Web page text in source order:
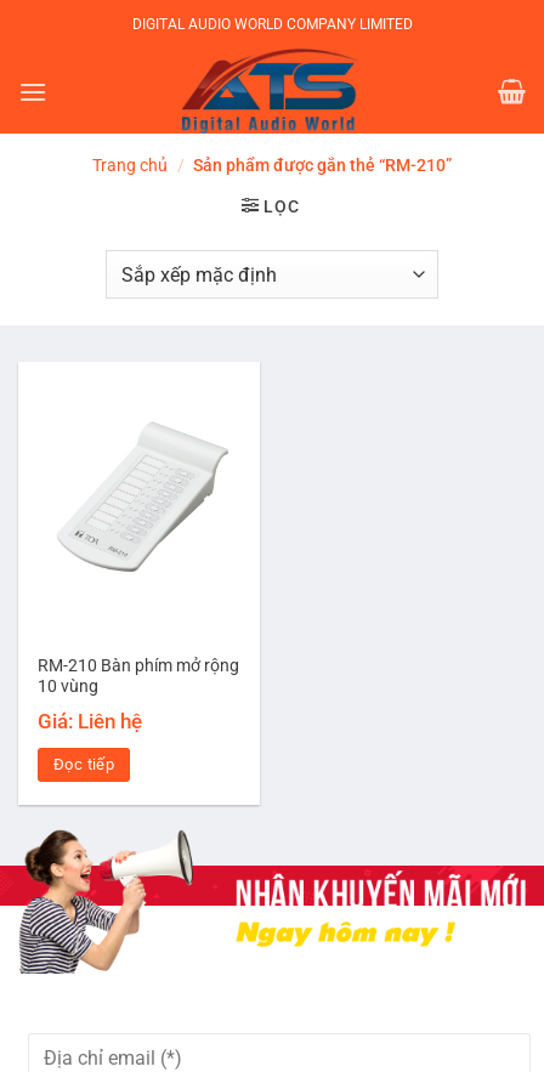
dung
DIGITAL AUDIO WORLD COMPANY LIMITED
Trang chủ / Sản phẩm được gắn thẻ “RM-210”
LỌC
RM-210 Bàn phím mở rộng
10 vùng
Giá: Liên hệ
Đọc tiếp